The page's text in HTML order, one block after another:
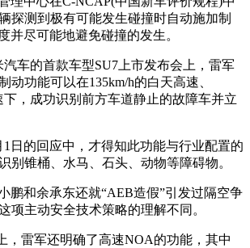
探测到极有可能发生碰撞时自动施加制
并尽可能地避免碰撞的发生。
汽车的首款车型SU7上市发布会上，雷军
动功能可以在135km/h的白天高速、
下，成功识别前方车道静止的故障车并立
日的回应中，才得知此功能与行业配置的
别锥桶、水马、石头、动物等障碍物。
鹏和余承东还就“AEB造假”引发过隔空争
项主动安全技术策略的理解不同。
，雷军还明确了高速NOA的功能，其中